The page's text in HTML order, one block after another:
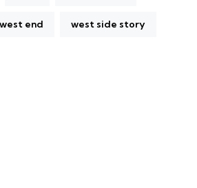
west end west side story